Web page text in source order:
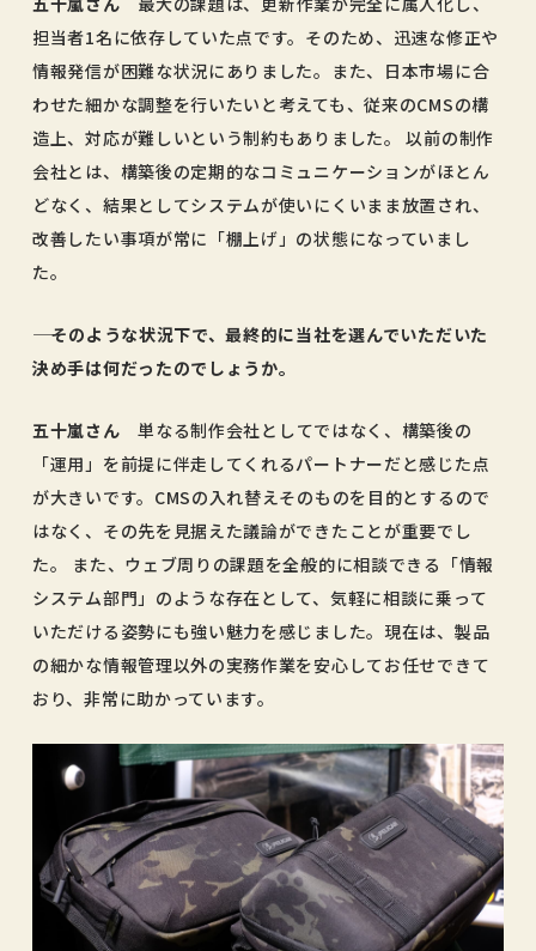
担当者1名に依存していた点です。そのため、迅速な修正や
情報発信が困難な状況にありました。また、日本市場に合
わせた細かな調整を行いたいと考えても、従来のCMSの構
造上、対応が難しいという制約もありました。 以前の制作
会社とは、構築後の定期的なコミュニケーションがほとん
どなく、結果としてシステムが使いにくいまま放置され、
改善したい事項が常に「棚上げ」の状態になっていまし
た。
―― そのような状況下で、最終的に当社を選んでいただいた
決め手は何だったのでしょうか。
五十嵐さん単なる制作会社としてではなく、構築後の
「運用」を前提に伴走してくれるパートナーだと感じた点
が大きいです。CMSの入れ替えそのものを目的とするので
はなく、その先を見据えた議論ができたことが重要でし
た。 また、ウェブ周りの課題を全般的に相談できる「情報
システム部門」のような存在として、気軽に相談に乗って
いただける姿勢にも強い魅力を感じました。現在は、製品
の細かな情報管理以外の実務作業を安心してお任せできて
おり、非常に助かっています。